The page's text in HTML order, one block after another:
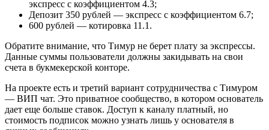
экспресс с коэффициентом 4.3;
Депозит 350 рублей — экспресс с коэффициентом 6.7;
600 рублей — котировка 11.1.
Обратите внимание, что Тимур не берет плату за экспрессы.
Данные суммы пользователи должны закидывать на свои
счета в букмекерской конторе.
На проекте есть и третий вариант сотрудничества с Тимуром
— ВИП чат. Это приватное сообщество, в котором основатель
дает еще больше ставок. Доступ к каналу платный, но
стоимость подписок можно узнать лишь у основателя в